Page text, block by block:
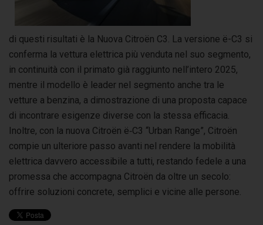
di questi risultati è la Nuova Citroën C3. La versione ë-C3 si
conferma la vettura elettrica più venduta nel suo segmento,
in continuità con il primato già raggiunto nell’intero 2025,
mentre il modello è leader nel segmento anche tra le
vetture a benzina, a dimostrazione di una proposta capace
di incontrare esigenze diverse con la stessa efficacia.
Inoltre, con la nuova Citroën ë‑C3 “Urban Range”, Citroën
compie un ulteriore passo avanti nel rendere la mobilità
elettrica davvero accessibile a tutti, restando fedele a una
promessa che accompagna Citroën da oltre un secolo:
offrire soluzioni concrete, semplici e vicine alle persone.